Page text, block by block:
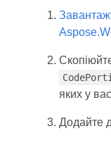
яких у
Додайте